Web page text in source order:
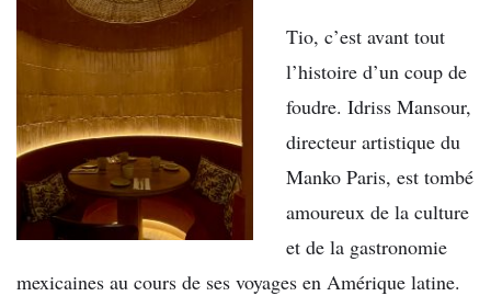
Tio, c’est avant tout
l’histoire d’un coup de
foudre. Idriss Mansour,
directeur artistique du
Manko Paris, est tombé
amoureux de la culture
et de la gastronomie
mexicaines au cours de ses voyages en Amérique latine.